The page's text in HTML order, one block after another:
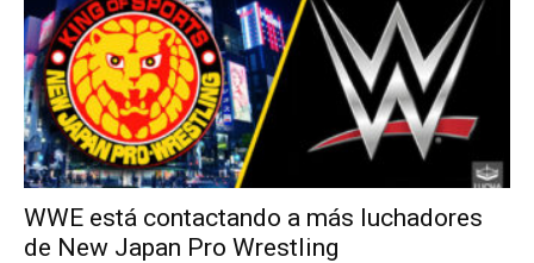
WWE está contactando a más luchadores
de New Japan Pro Wrestling